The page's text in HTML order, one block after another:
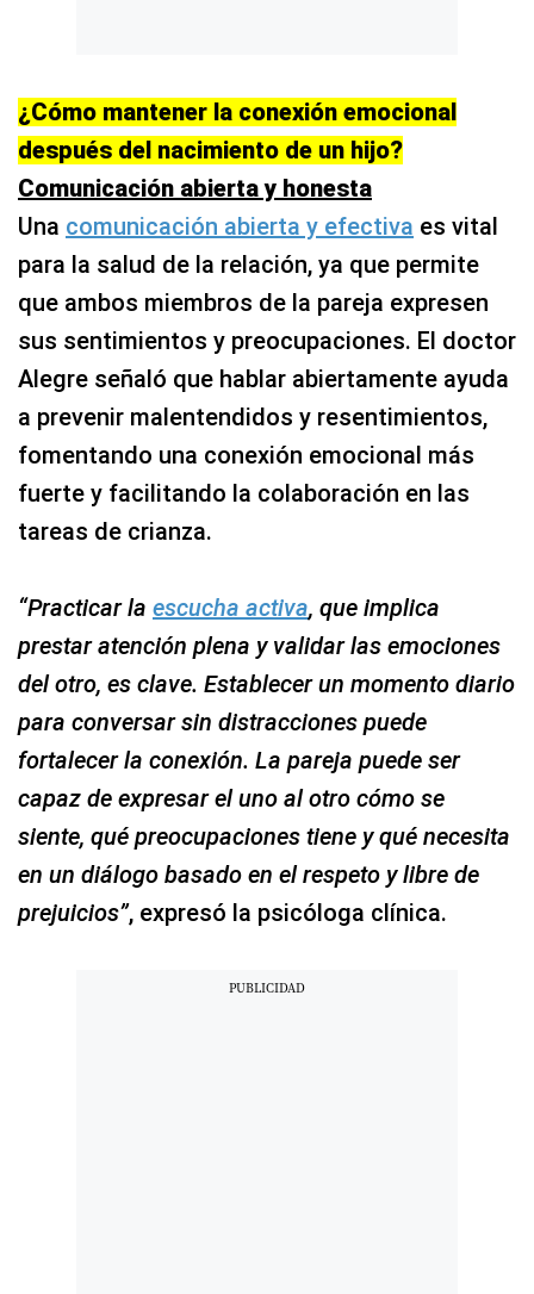
¿Cómo mantener la conexión emocional
después del nacimiento de un hijo?
Comunicación abierta y honesta
Una comunicación abierta y efectiva es vital
para la salud de la relación, ya que permite
que ambos miembros de la pareja expresen
sus sentimientos y preocupaciones. El doctor
Alegre señaló que hablar abiertamente ayuda
a prevenir malentendidos y resentimientos,
fomentando una conexión emocional más
fuerte y facilitando la colaboración en las
tareas de crianza.
“Practicar la escucha activa, que implica
prestar atención plena y validar las emociones
del otro, es clave. Establecer un momento diario
para conversar sin distracciones puede
fortalecer la conexión. La pareja puede ser
capaz de expresar el uno al otro cómo se
siente, qué preocupaciones tiene y qué necesita
en un diálogo basado en el respeto y libre de
prejuicios”, expresó la psicóloga clínica.